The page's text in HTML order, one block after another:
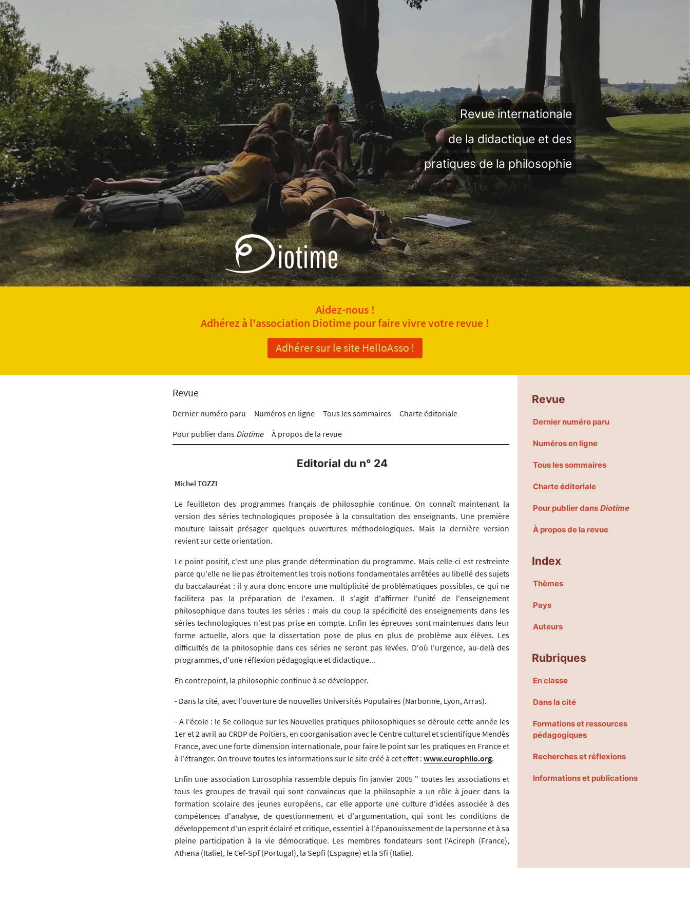
Revue internationale
de la didactique et des
pratiques de la philosophie
Aidez-nous !
Adhérez à l'association Diotime pour faire vivre votre revue !
Adhérer sur le site HelloAsso !
Revue
Dernier numéro paru Numéros en ligne Tous les sommaires
Charte éditoriale
Pour publier dans Diotime À propos de la revue
Editorial du n° 24
Michel TOZZI
Le feuilleton des programmes français de philosophie continue. On connaît maintenant la
version des séries technologiques proposée à la consultation des enseignants. Une première
mouture laissait présager quelques ouvertures méthodologiques. Mais la dernière version
revient sur cette orientation.
Le point positif, c'est une plus grande détermination du programme. Mais celle-ci est restreinte
parce qu'elle ne lie pas étroitement les trois notions fondamentales arrêtées au libellé des sujets
du baccalauréat : il y aura donc encore une multiplicité de problématiques possibles, ce qui ne
facilitera pas la préparation de l'examen. Il s'agit d'affirmer l'unité de l'enseignement
philosophique dans toutes les séries : mais du coup la spécificité des enseignements dans les
séries technologiques n'est pas prise en compte. Enfin les épreuves sont maintenues dans leur
forme actuelle, alors que la dissertation pose de plus en plus de problème aux élèves. Les
difficultés de la philosophie dans ces séries ne seront pas levées. D'où l'urgence, au-delà des
programmes, d'une réflexion pédagogique et didactique...
En contrepoint, la philosophie continue à se développer.
- Dans la cité, avec l'ouverture de nouvelles Universités Populaires (Narbonne, Lyon, Arras).
- A l'école : le 5e colloque sur les Nouvelles pratiques philosophiques se déroule cette année les
1er et 2 avril au CRDP de Poitiers, en coorganisation avec le Centre culturel et scientifique Mendès
France, avec une forte dimension internationale, pour faire le point sur les pratiques en France et
à l'étranger. On trouve toutes les informations sur le site créé à cet effet : www.europhilo.org.
Enfin une association Eurosophia rassemble depuis fin janvier 2005 " toutes les associations et
tous les groupes de travail qui sont convaincus que la philosophie a un rôle à jouer dans la
formation scolaire des jeunes européens, car elle apporte une culture d'idées associée à des
compétences d'analyse, de questionnement et d'argumentation, qui sont les conditions de
développement d'un esprit éclairé et critique, essentiel à l'épanouissement de la personne et à sa
pleine participation à la vie démocratique. Les membres fondateurs sont l'Acireph (France),
Athena (Italie), le Cef-Spf (Portugal), la Sepfi (Espagne) et la Sfi (Italie).
Revue
Dernier numéro paru
Numéros en ligne
Tous les sommaires
Charte éditoriale
Pour publier dans Diotime
À propos de la revue
Index
Thèmes
Pays
Auteurs
Rubriques
En classe
Dans la cité
Formations et ressources
pédagogiques
Recherches et réflexions
Informations et publications